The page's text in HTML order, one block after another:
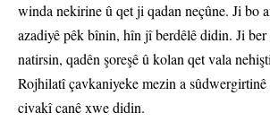
winda nekirine û qet ji qadan neçûne. Ji bo
azadiyê pêk bînin, hîn jî berdêlê didin. Ji
natirsin, qadên şoreşê û kolan qet vala
Rojhilatî çavkaniyeke mezin a
civakî canê xwe didin.